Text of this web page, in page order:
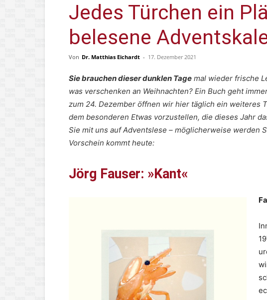
Jedes Türchen ein
belesene
Von Dr. Matthias Eichardt - 17. Dezember 2021
Sie brauchen dieser dunklen Tage mal wieder frische
was verschenken an Weihnachten? Ein Buch geht
zum 24. Dezember öffnen wir hier täglich ein weiteres
dem besonderen Etwas vorzustellen, die dieses Jahr
Sie mit uns auf Adventslese – möglicherweise werden
Vorschein kommt heute:
Jörg Fauser: »Kant«